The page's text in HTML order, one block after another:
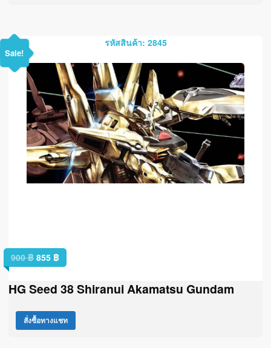
รหัสสินค้า: 2845
Sale!
900฿ 855 ฿
HG Seed 38 Shiranui Akamatsu Gundam
สั่งซื้อทางแชท